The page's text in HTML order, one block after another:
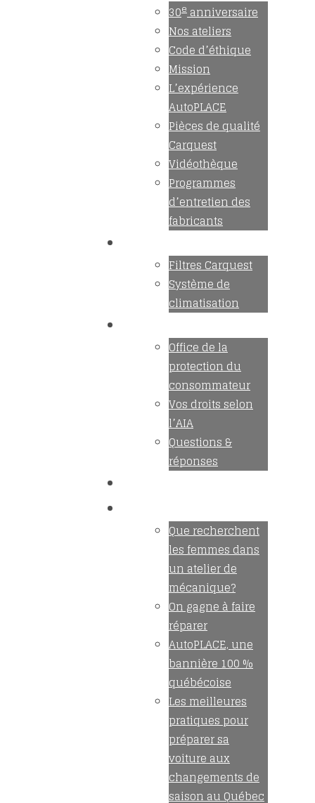
30eanniversaire
Nos ateliers
Code d’éthique
Mission
L’expérience
AutoPLACE
Pièces de qualité
Carquest
Vidéothèque
Programmes
d’entretien des
fabricants
Filtres Carquest
Système de
climatisation
Office de la
protection du
consommateur
Vos droits selon
l’AIA
Questions &
réponses
Que recherchent
les femmes dans
un atelier de
mécanique?
On gagne à faire
réparer
AutoPLACE, une
bannière 100 %
québécoise
Les meilleures
pratiques pour
préparer sa
voiture aux
changements de
saison au Québec